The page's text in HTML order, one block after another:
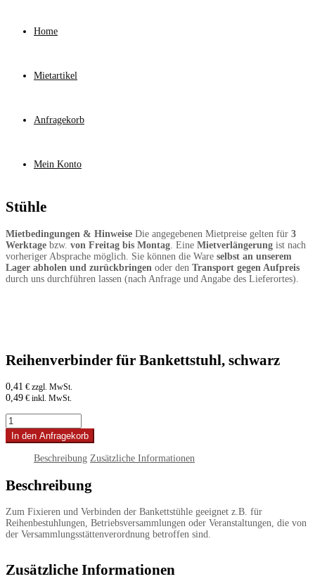
Home
Mietartikel
Anfragekorb
Mein Konto
Stühle
Mietbedingungen & Hinweise Die angegebenen Mietpreise gelten für 3
Werktage bzw. von Freitag bis Montag . Eine Mietverlängerung ist nach
vorheriger Absprache möglich. Sie können die Ware selbst an unserem
Lager abholen und zurückbringen oder den Transport gegen Aufpreis
durch uns durchführen lassen (nach Anfrage und Angabe des Lieferortes).
Reihenverbinder für Bankettstuhl, schwarz
0,41 € zzgl. MwSt.
0,49 € inkl. MwSt.
Reihenverbinder
für
Bankettstuhl,
schwarz
In den Anfragekorb
Beschreibung Zusätzliche Informationen
Beschreibung
Zum Fixieren und Verbinden der Bankettstühle geeignet z.B. für
Reihenbestuhlungen, Betriebsversammlungen oder Veranstaltungen, die von
der Versammlungsstättenverordnung betroffen sind.
Zusätzliche Informationen